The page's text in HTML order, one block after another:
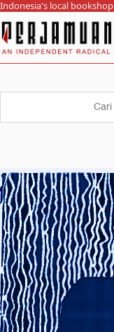
Indonesia's local bookshop